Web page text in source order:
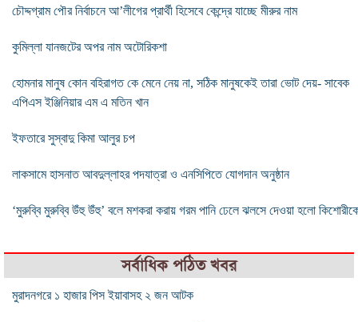
চৌদ্দগ্রাম পৌর নির্বাচনে আ’লীগের প্রার্থী হিসেবে কেন্দ্রে যাচ্ছে মীরুর নাম
কুমিল্লা যানজটের অপর নাম অটোরিকশা
হোমনার মানুষ কোন বহিরাগত কে মেনে নেয় না, সঠিক মানুষকেই তারা ভোট দেয়- সাবেক
এপিএস ইঞ্জিনিয়ার এম এ মতিন খান
ইফতারে সুস্বাদু কিমা আলুর চপ
লাকসামে হাসনাত আবদুল্লাহর পদযাত্রা ও এনসিপিতে যোগদান অনুষ্ঠান
‘মুরুব্বি মুরুব্বি উঁহু উঁহু’ বলে মশকরা করায় গরম পানি ঢেলে ঝলসে দেওয়া হলো
সর্বাধিক পঠিত খবর
মুরাদনগরে ১ হাজার পিস ইয়াবাসহ ২ জন আটক